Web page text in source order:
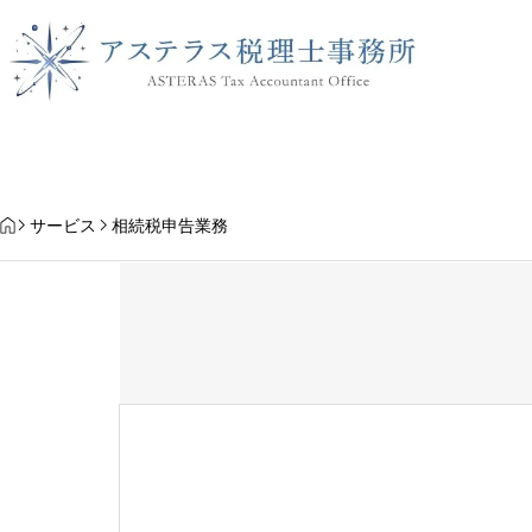
HOME
サービス 相続税申告業務